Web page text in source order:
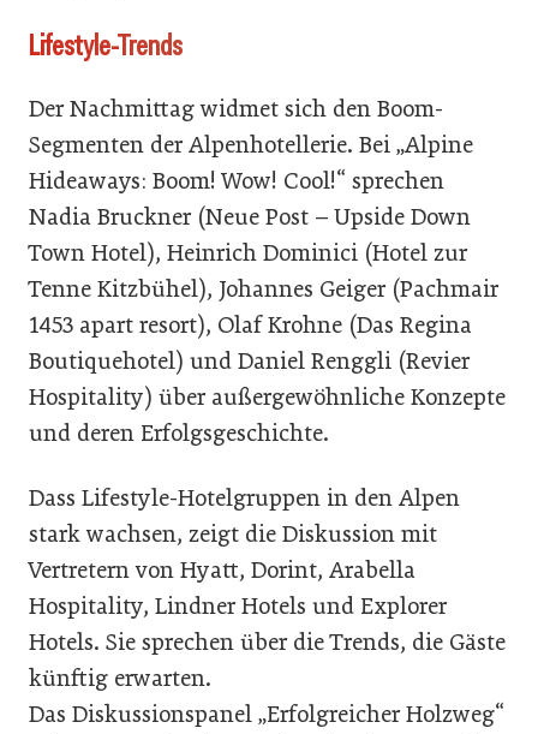
Lifestyle-Trends
Der Nachmittag widmet sich den Boom-
Segmenten der Alpenhotellerie. Bei „Alpine
Hideaways: Boom! Wow! Cool!“ sprechen
Nadia Bruckner (Neue Post – Upside Down
Town Hotel), Heinrich Dominici (Hotel zur
Tenne Kitzbühel), Johannes Geiger (Pachmair
1453 apart resort), Olaf Krohne (Das Regina
Boutiquehotel) und Daniel Renggli (Revier
Hospitality) über außergewöhnliche Konzepte
und deren Erfolgsgeschichte.
Dass Lifestyle-Hotelgruppen in den Alpen
stark wachsen, zeigt die Diskussion mit
Vertretern von Hyatt, Dorint, Arabella
Hospitality, Lindner Hotels und Explorer
Hotels. Sie sprechen über die Trends, die Gäste
künftig erwarten.
Das Diskussionspanel „Erfolgreicher Holzweg“